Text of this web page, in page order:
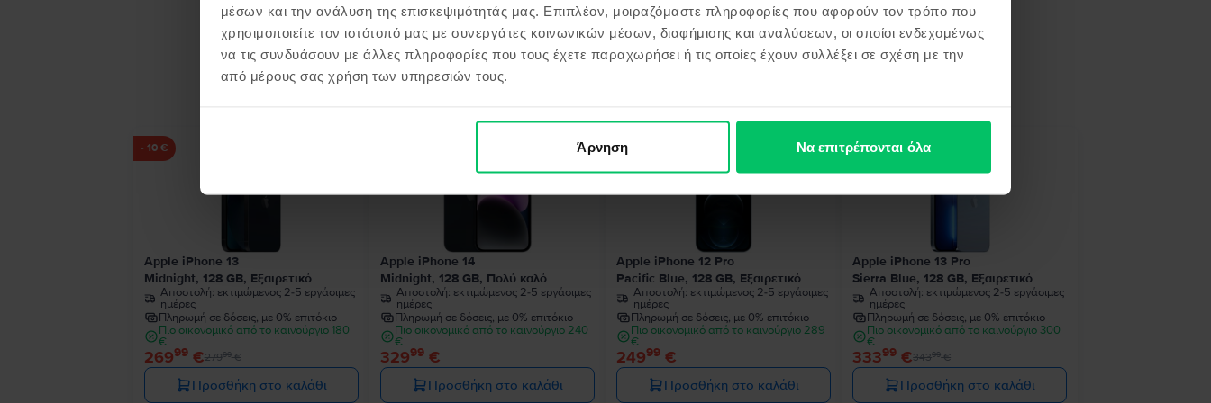
μέσων και την ανάλυση της επισκεψιμότητάς μας. Επιπλέον, μοιραζόμαστε πληροφορίες που αφορούν τον τρόπο που
χρησιμοποιείτε τον ιστότοπό μας με συνεργάτες κοινωνικών μέσων, διαφήμισης και αναλύσεων, οι οποίοι ενδεχομένως
να τις συνδυάσουν με άλλες πληροφορίες που τους έχετε παραχωρήσει ή τις οποίες έχουν συλλέξει σε σχέση με την
από μέρους σας χρήση των υπηρεσιών τους.
Άρνηση Να επιτρέπονται όλα
Προϊόντα παρόμοια με την αναζήτησή σου
- 10 €
Apple iPhone 13
Midnight, 128 GB, Εξαιρετικό
Αποστολή: εκτιμώμενος 2-5 εργάσιμες
ημέρες
Πληρωμή σε δόσεις, με 0% επιτόκιο
Πιο οικονομικό από το καινούργιο 180
€
26999€27999€
Προσθήκη στο καλάθι
Apple iPhone 14
Midnight, 128 GB, Πολύ καλό
Αποστολή: εκτιμώμενος 2-5 εργάσιμες
ημέρες
Πληρωμή σε δόσεις, με 0% επιτόκιο
Πιο οικονομικό από το καινούργιο 240
€
32999€
Προσθήκη στο καλάθι
Apple iPhone 12 Pro
Pacific Blue, 128 GB, Εξαιρετικό
Αποστολή: εκτιμώμενος 2-5 εργάσιμες
ημέρες
Πληρωμή σε δόσεις, με 0% επιτόκιο
Πιο οικονομικό από το καινούργιο 289
€
24999 €
Προσθήκη στο καλάθι
- 10 €
Apple iPhone 13 Pro
Sierra Blue, 128 GB, Εξαιρετικό
Αποστολή: εκτιμώμενος 2-5 εργάσιμες
ημέρες
Πληρωμή σε δόσεις, με 0% επιτόκιο
Πιο οικονομικό από το καινούργιο 300
€
33399 €34399€
Προσθήκη στο καλάθι